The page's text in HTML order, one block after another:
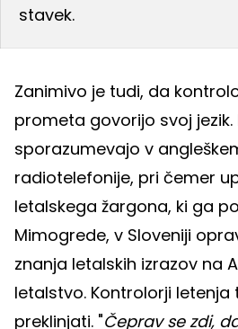
stavek.
Zanimivo je tudi, da
prometa govorijo svoj jezik.
sporazumevajo v
radiotelefonije, pri čemer
letalskega žargona, ki ga
Mimogrede, v Sloveniji
znanja letalskih izrazov na
letalstvo. Kontrolorji letenja
preklinjati. "Čeprav se zdi,